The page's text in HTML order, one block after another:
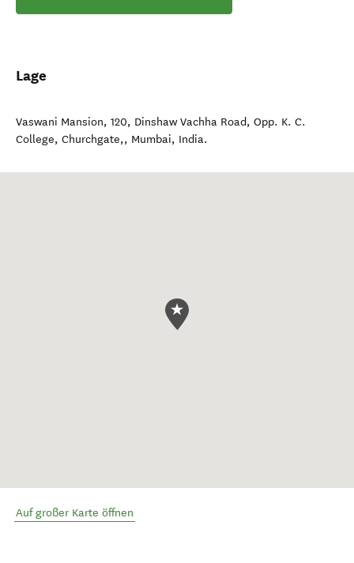
Lage
Vaswani Mansion, 120, Dinshaw Vachha Road, Opp. K. C.
College, Churchgate,, Mumbai, India.
Auf großer Karte öffnen